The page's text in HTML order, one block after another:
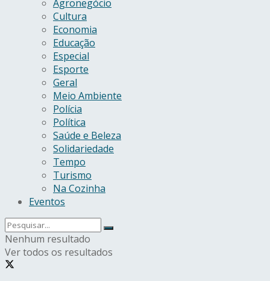
Agronegócio
Cultura
Economia
Educação
Especial
Esporte
Geral
Meio Ambiente
Polícia
Política
Saúde e Beleza
Solidariedade
Tempo
Turismo
Na Cozinha
Eventos
Nenhum resultado
Ver todos os resultados